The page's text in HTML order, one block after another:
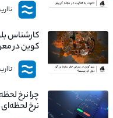
کارشناس
کوین در
چیست؟
چرا نرخ
نرخ لحظه‌ای